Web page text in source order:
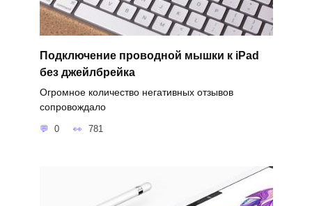
Подключение проводной мышки к iPad
без джейлбрейка
Огромное количество негативных отзывов
сопровождало
0 781